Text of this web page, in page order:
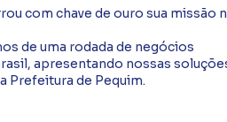
com chave de ouro sua missão
de uma rodada de negócios
apresentando nossas
Prefeitura de Pequim.